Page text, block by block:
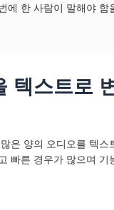
에 한 사람이 말해야 함
텍스트로
은 양의 오디오를 텍스
빠른 경우가 많으며 기